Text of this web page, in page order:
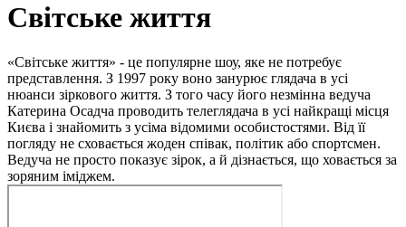
Світське життя
«Світське життя» - це популярне шоу, яке не потребує
представлення. З 1997 року воно занурює глядача в усі
нюанси зіркового життя. З того часу його незмінна ведуча
Катерина Осадча проводить телеглядача в усі найкращі місця
Києва і знайомить з усіма відомими особистостями. Від її
погляду не сховається жоден співак, політик або спортсмен.
Ведуча не просто показує зірок, а й дізнається, що ховається за
зоряним іміджем.